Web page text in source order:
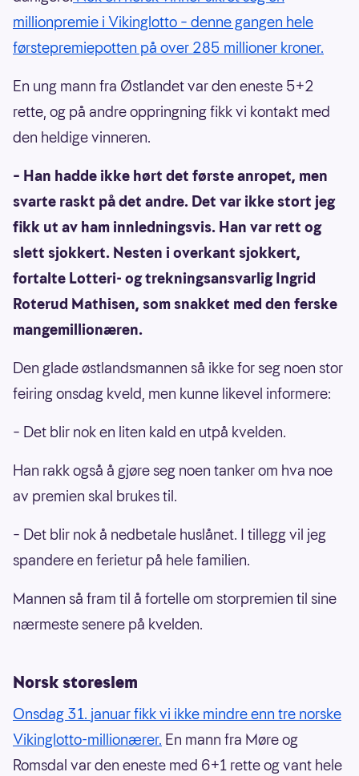
millionpremie i Vikinglotto – denne gangen hele
førstepremiepotten på over 285 millioner kroner.
En ung mann fra Østlandet var den eneste 5+2
rette, og på andre oppringning fikk vi kontakt med
den heldige vinneren.
– Han hadde ikke hørt det første anropet, men
svarte raskt på det andre. Det var ikke stort jeg
fikk ut av ham innledningsvis. Han var rett og
slett sjokkert. Nesten i overkant sjokkert,
fortalte Lotteri- og trekningsansvarlig Ingrid
Roterud Mathisen, som snakket med den ferske
mangemillionæren.
Den glade østlandsmannen så ikke for seg noen stor
feiring onsdag kveld, men kunne likevel informere:
– Det blir nok en liten kald en utpå kvelden.
Han rakk også å gjøre seg noen tanker om hva noe
av premien skal brukes til.
– Det blir nok å nedbetale huslånet. I tillegg vil jeg
spandere en ferietur på hele familien.
Mannen så fram til å fortelle om storpremien til sine
nærmeste senere på kvelden.
Norsk storeslem
Onsdag 31. januar fikk vi ikke mindre enn tre norske
Vikinglotto-millionærer. En mann fra Møre og
Romsdal var den eneste med 6+1 rette og vant hele